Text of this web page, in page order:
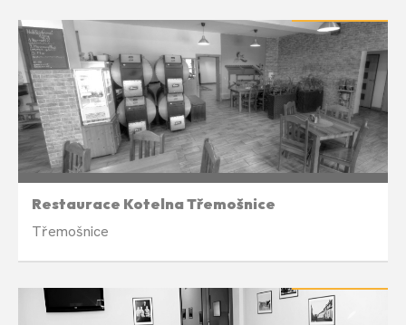
Restaurace Kotelna Třemošnice
Třemošnice